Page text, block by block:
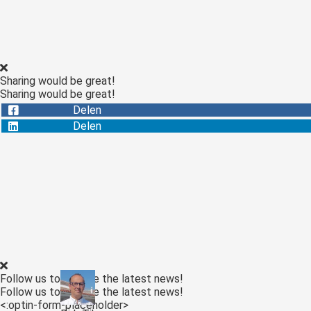
Sharing would be great!
Sharing would be great!
Delen
Delen
Follow us to receive the latest news!
Follow us to receive the latest news!
<:optin-form-placeholder>